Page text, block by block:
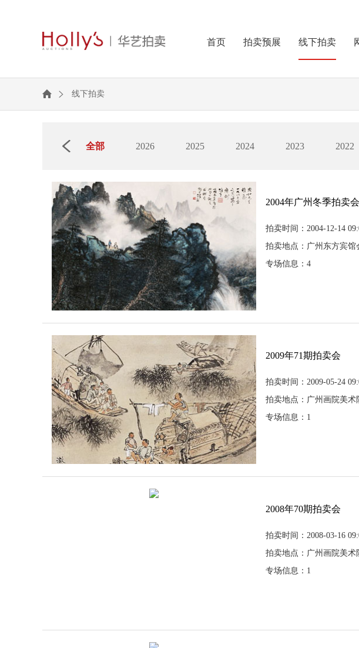
首页 拍卖预展 线下拍卖
线下拍卖
全部 2026 2025 2024 2023 2022
2004年广州冬季拍卖会
拍卖时间：2004-12-14
拍卖地点：广州东方宾馆
专场信息：4
2009年71期拍卖会
拍卖时间：2009-05-24
拍卖地点：广州画院美术
专场信息：1
2008年70期拍卖会
拍卖时间：2008-03-16
拍卖地点：广州画院美术
专场信息：1